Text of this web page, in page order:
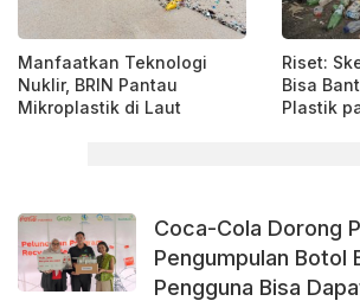
Manfaatkan Teknologi
Nuklir, BRIN Pantau
Mikroplastik di Laut
Riset:
Bisa
Plastik
Coca-Cola Dorong
Pengumpulan Botol
Pengguna Bisa